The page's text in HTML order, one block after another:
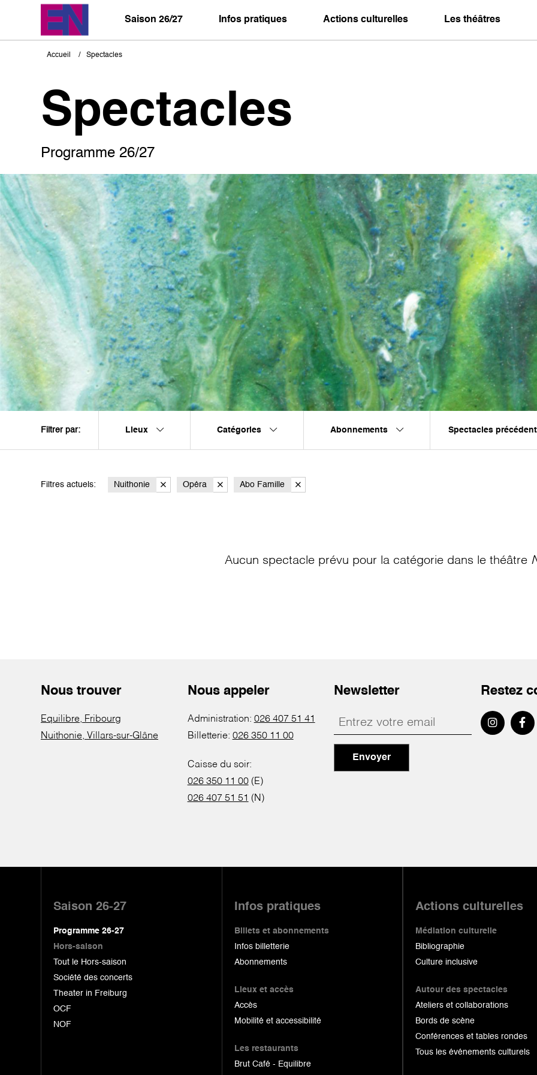
Saison 26/27 Infos pratiques Actions culturelles Les théâtres
Fil
Accueil Spectacles
Spectacles
Programme 26/27
Filtrer par: Lieux Catégories Abonnements Spectacles
Filtres actuels: Nuithonie Opéra Abo Famille
Aucun spectacle prévu pour la catégorie dans le théâtre
Nous trouver
Equilibre, Fribourg
Nuithonie, Villars-sur-Glâne
Nous appeler
Administration: 026 407 51 41
Billetterie: 026 350 11 00
Caisse du soir:
026 350 11 00(E)
026 407 51 51 (N)
Newsletter
Envoyer
Restez
Saison 26-27
Programme 26-27
Hors-saison
Tout le Hors-saison
Société des concerts
Theater in Freiburg
OCF
NOF
Infos pratiques
Billets et abonnements
Infos billetterie
Abonnements
Lieux et accès
Accès
Mobilité et accessibilité
Les restaurants
Brut Café - Equilibre
Actions culturelles
Médiation culturelle
Bibliographie
Culture inclusive
Autour des spectacles
Ateliers et collaborations
Bords de scène
Conférences et tables rondes
Tous les événements culturels